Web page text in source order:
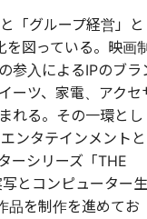
「グループ経営」と
を図っている。映画
参入によるIPのブラ
ーツ、家電、アクセ
れる。その一環とし
ンタテインメントと
ーシリーズ「THE
とコンピューター生
品を制作を進めてお